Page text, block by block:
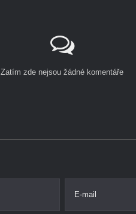
Zatím zde nejsou žádné komentáře
E-mail